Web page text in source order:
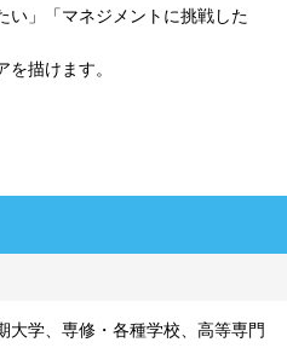
い」「マネジメントに挑戦した
描けます。
大学、専修・各種学校、高等専門